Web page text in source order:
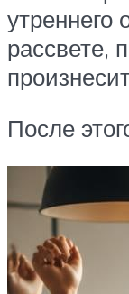
утреннего
рассвете,
После